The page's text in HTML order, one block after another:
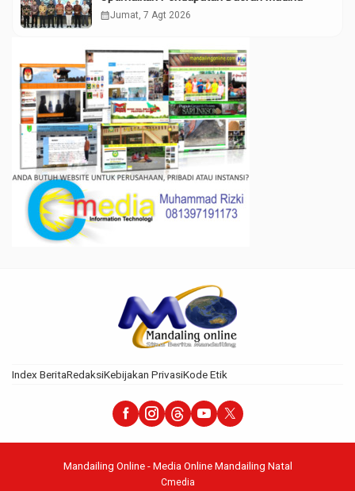
calendar_monthJumat, 7 Agt 2026
Index BeritaRedaksiKebijakan PrivasiKode Etik
Mandailing Online - Media Online Mandailing Natal
Cmedia